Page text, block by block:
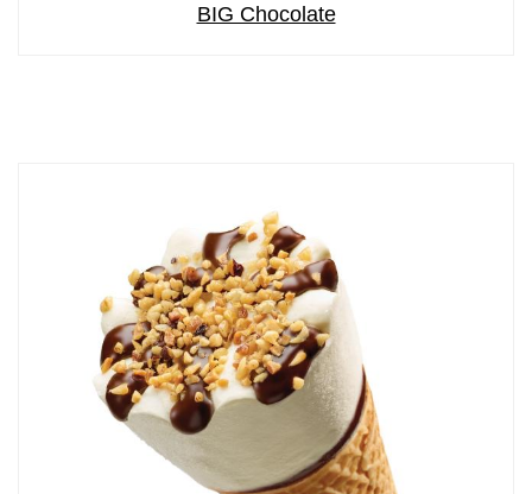
BIG Chocolate